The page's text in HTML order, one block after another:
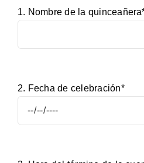
1. Nombre de la
2. Fecha de celebración*